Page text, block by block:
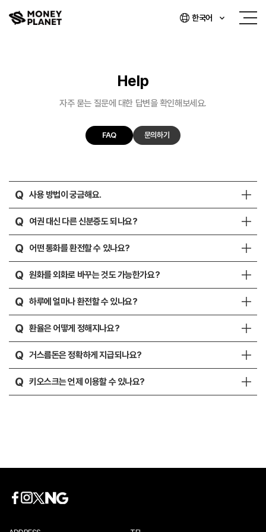
한국어
Help
자주 묻는 질문에 대한 답변을 확인해보세요.
FAQ 문의하기
Q 사용 방법이 궁금해요.
Q 여권 대신 다른 신분증도 되나요?
Q 어떤 통화를 환전할 수 있나요?
Q 원화를 외화로 바꾸는 것도 가능한가요?
Q 하루에 얼마나 환전할 수 있나요?
Q 환율은 어떻게 정해지나요?
Q 거스름돈은 정확하게 지급되나요?
Q 키오스크는 언제 이용할 수 있나요?